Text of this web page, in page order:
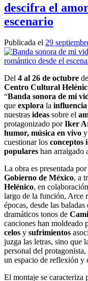
descifra el
escenario
Publicada el 29
Del 4 al 26 de octubre
Centro Cultural
“Banda sonora de mi
que explora la influencia
nuestras ideas sobre el
protagonizado porIker
humor, música en vivo
cuestionar los conceptos
populares han arraigado
La obra es presentada
Gobierno de México, a
Helénico, en
largo de la función, Arce
épocas, desde las baladas
dramáticos tonos de
canciones han moldeado
celos y sufrimientos
juzga las letras, sino que
personal del
un espacio de reflexión y
El montaje se caracteriza